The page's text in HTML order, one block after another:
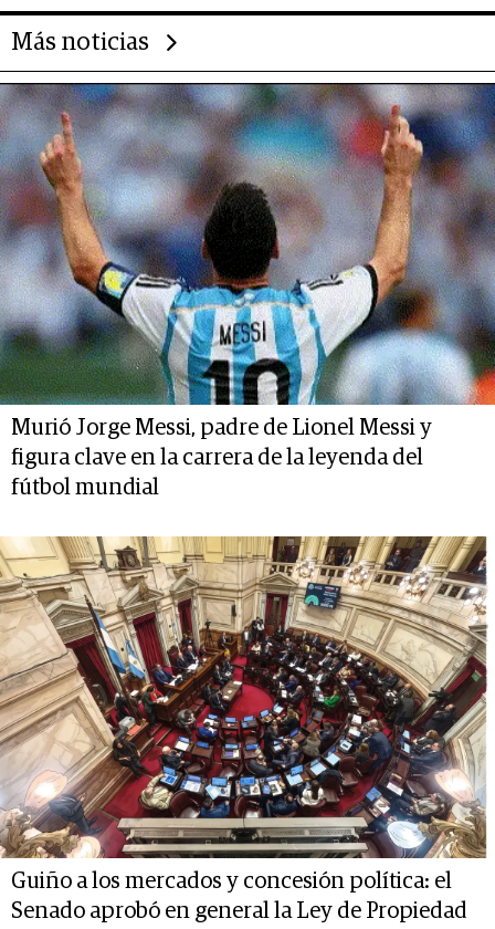
Más noticias
Murió Jorge Messi, padre de Lionel Messi y
figura clave en la carrera de la leyenda del
fútbol mundial
Guiño a los mercados y concesión política: el
Senado aprobó en general la Ley de Propiedad